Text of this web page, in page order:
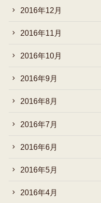
2016年12月
2016年11月
2016年10月
2016年9月
2016年8月
2016年7月
2016年6月
2016年5月
2016年4月